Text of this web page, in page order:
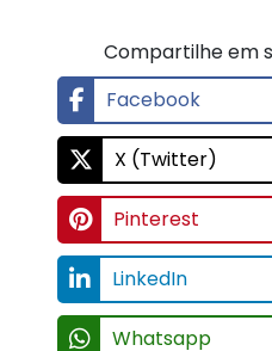
Compartilhe em
Facebook
X (Twitter)
Pinterest
LinkedIn
Whatsapp